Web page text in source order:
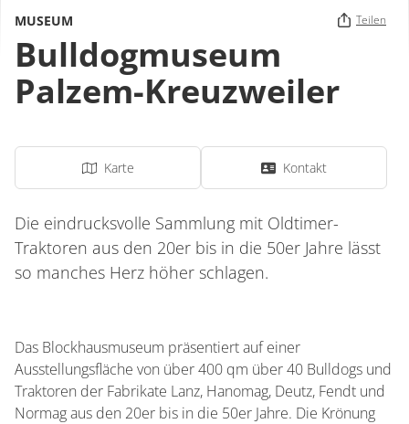
MUSEUM Teilen
Bulldogmuseum
Palzem-Kreuzweiler
Karte Kontakt
Die eindrucksvolle Sammlung mit Oldtimer-
Traktoren aus den 20er bis in die 50er Jahre lässt
so manches Herz höher schlagen.
Das Blockhausmuseum präsentiert auf einer
Ausstellungsfläche von über 400 qm über 40 Bulldogs und
Traktoren der Fabrikate Lanz, Hanomag, Deutz, Fendt und
Normag aus den 20er bis in die 50er Jahre. Die Krönung